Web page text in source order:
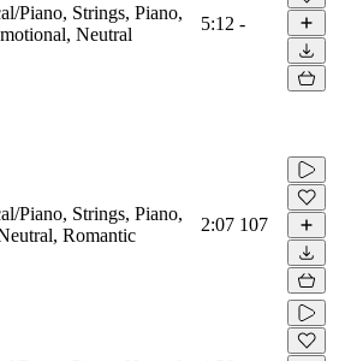
Piano, Strings, Piano,
Neutral
5:12 -
Piano, Strings, Piano,
Romantic
2:07 107